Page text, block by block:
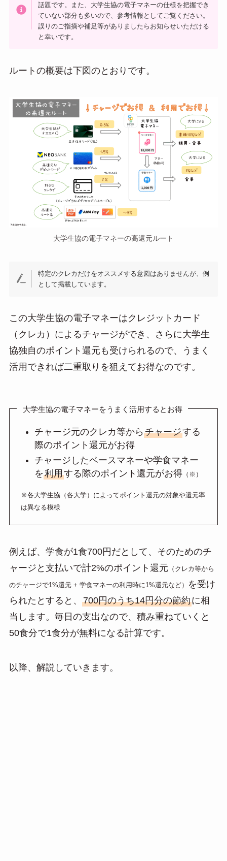
話題です。また、大学生協の電子マネーの仕様を把握でき
ていない部分も多いので、参考情報としてご覧ください。
誤りのご指摘や補足等がありましたらお知らせいただける
と幸いです。
ルートの概要は下図のとおりです。
大学生協の電子マネーの高還元ルート
特定のクレカだけをオススメする意図はありませんが、例
として掲載しています。
この大学生協の電子マネーはクレジットカード
（クレカ）によるチャージができ、さらに大学生
協独自のポイント還元も受けられるので、うまく
活用できれば二重取りを狙えてお得なのです。
大学生協の電子マネーをうまく活用するとお得
チャージ元のクレカ等からチャージする
際のポイント還元がお得
チャージしたベースマネーや学食マネー
を利用する際のポイント還元がお得 （※）
※各大学生協（各大学）によってポイント還元の対象や還元率
は異なる模様
例えば、学食が1食700円だとして、そのためのチ
ャージと支払いで計2%のポイント還元 （クレカ等から
のチャージで1%還元 + 学食マネーの利用時に1%還元など）
を受け
られたとすると、 700円のうち14円分の節約に相
当します。毎日の支出なので、積み重ねていくと
50食分で1食分が無料になる計算です。
以降、解説していきます。